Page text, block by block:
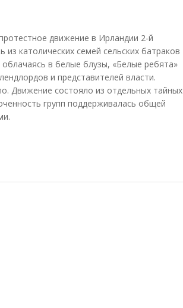
движение в Ирландии 2-й
католических семей сельских батраков
в белые блузы, «Белые ребята»
и представителей власти.
Движение состояло из отдельных тайных
групп поддерживалась общей